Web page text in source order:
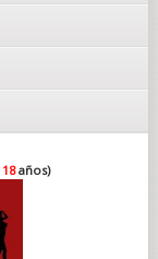
18años)